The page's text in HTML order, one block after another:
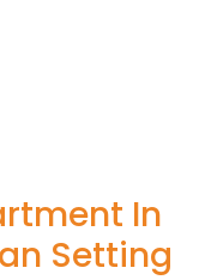
In
Setting